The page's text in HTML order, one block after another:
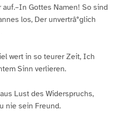
Gottes Namen! So sind
los, Der unvertrâ°glich
wert in so teurer Zeit, Ich
Sinn verlieren.
Lust des Widerspruchs,
nie sein Freund.